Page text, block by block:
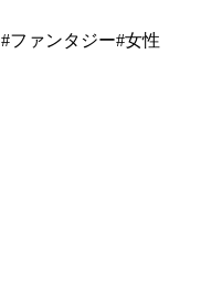
#ファンタジー#女性